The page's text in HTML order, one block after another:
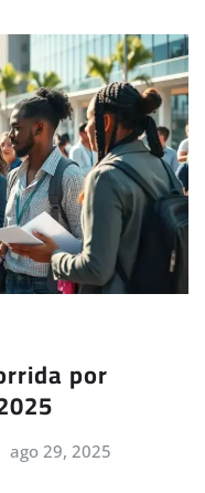
por
ago 29, 2025